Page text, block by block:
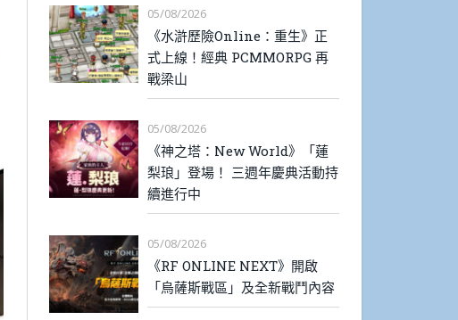
05/08/2026
《水滸歷險Online：重生》正
式上線！經典 PCMMORPG 再
戰梁山
05/08/2026
《神之塔：New World》「蓮
梨琅」登場！ 三週年慶典活動持
續進行中
05/08/2026
《RF ONLINE NEXT》開啟
「烏薩斯戰區」及全新戰鬥內容